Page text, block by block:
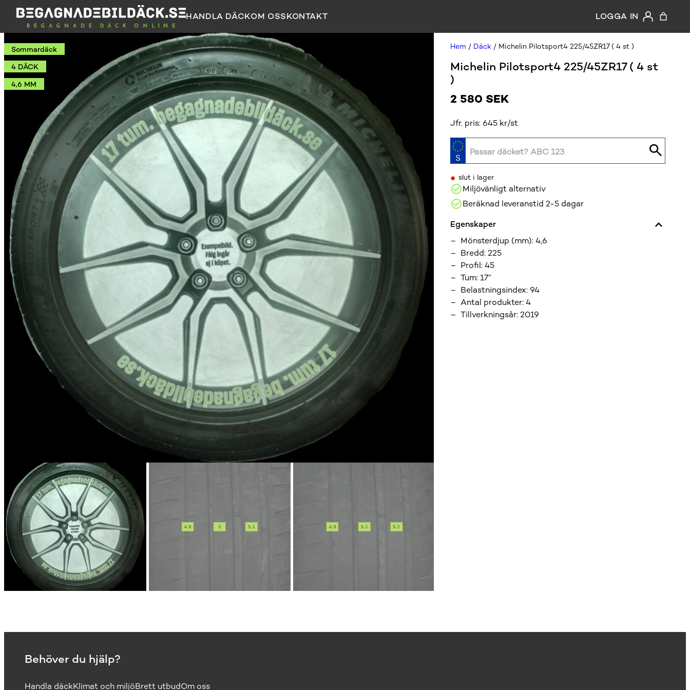
HANDLA DÄCKOM OSSKONTAKT LOGGA IN
Sommardäck
4 DÄCK
4,6 MM
Hem / Däck / Michelin Pilotsport4 225/45ZR17 ( 4 st )
Michelin Pilotsport4 225/45ZR17 ( 4 st
)
2 580 SEK
Jfr. pris: 645 kr/st
• slut i lager
Miljövänligt alternativ
Beräknad leveranstid 2-5 dagar
Egenskaper
Mönsterdjup (mm):4,6
Bredd:225
Profil:45
Tum:17”
Belastningsindex: 94
Antal produkter:4
Tillverkningsår:2019
Behöver du hjälp?
Handla däckKlimat och miljöBrett utbudOm oss